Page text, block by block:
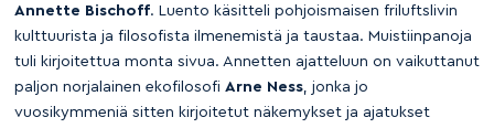
Annette Bischoff. Luento käsitteli pohjoismaisen friluftslivin
kulttuurista ja filosofista ilmenemistä ja taustaa. Muistiinpanoja
tuli kirjoitettua monta sivua. Annetten ajatteluun on vaikuttanut
paljon norjalainen ekofilosofi Arne Ness, jonka jo
vuosikymmeniä sitten kirjoitetut näkemykset ja ajatukset